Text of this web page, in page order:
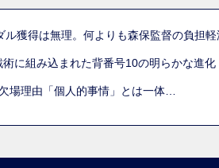
獲得は無理。何よりも森保監督の負担軽
に組み込まれた背番号10の明らかな進化
場理由「個人的事情」とは一体…